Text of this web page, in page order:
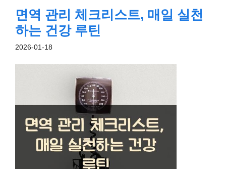
면역 관리 체크리스트, 매일 실천
하는 건강 루틴
2026-01-18